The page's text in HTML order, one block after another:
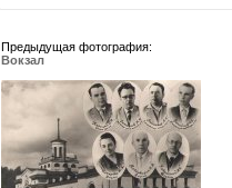
Предыдущая фотография:
Вокзал